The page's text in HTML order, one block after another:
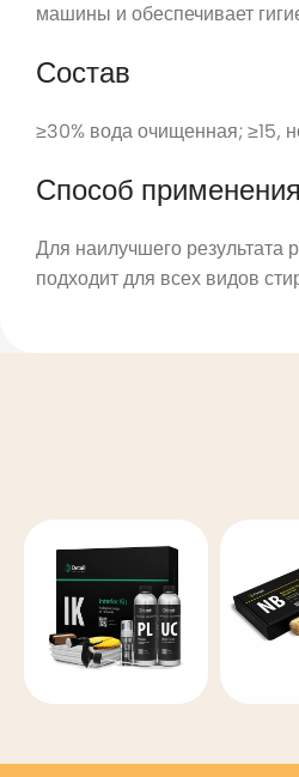
машины и обеспечивает
Состав
≥30% вода очищенная; ≥15,
Способ применения
Для наилучшего результата
подходит для всех видов